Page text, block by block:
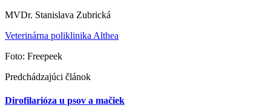
MVDr. Stanislava Zubrická
Veterinárna poliklinika Althea
Foto: Freepeek
Predchádzajúci článok
Dirofilarióza u psov a mačiek